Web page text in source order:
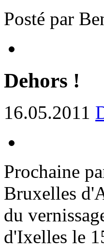
Posté par
Dehors !
16.05.2011
Prochaine
Bruxelles
du
d'Ixelles le